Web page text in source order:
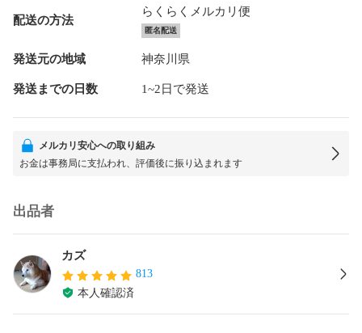
配送の方法
らくらくメルカリ便
匿名配送
発送元の地域 神奈川県
発送までの日数 1~2日で発送
メルカリ安心への取り組み
お金は事務局に支払われ、評価後に振り込まれます
出品者
カズ
813
本人確認済